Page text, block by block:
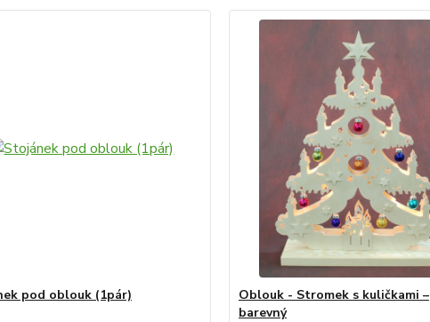
pod oblouk (1pár)
Oblouk - Stromek s kuličkami –
barevný